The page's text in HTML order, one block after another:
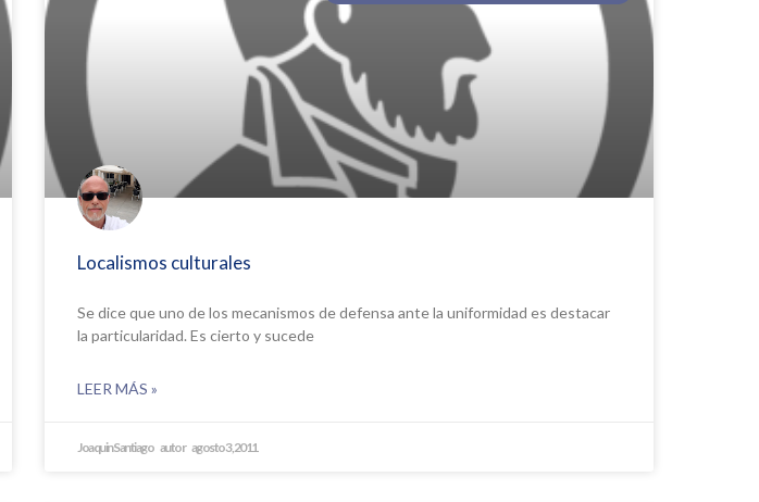
Localismos culturales
Se dice que uno de los mecanismos de defensa ante la uniformidad es destacar
la particularidad. Es cierto y sucede
LEER MÁS »
Joaquin Santiago agosto 3, 2011